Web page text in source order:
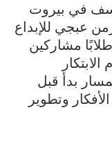
في بيروت
عبجي للإبداع
جمعت طلابًا مشاركين
بدأ قبل
وتطوير